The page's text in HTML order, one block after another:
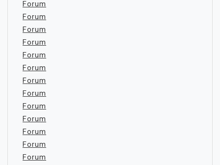
Forum
Forum
Forum
Forum
Forum
Forum
Forum
Forum
Forum
Forum
Forum
Forum
Forum